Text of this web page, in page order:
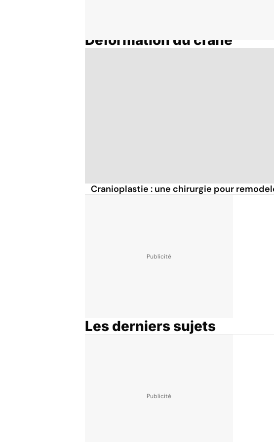
Déformation du crâne
Cranioplastie : une chirurgie pour
Les derniers sujets